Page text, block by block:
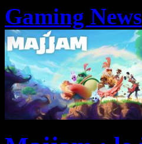
Gaming News